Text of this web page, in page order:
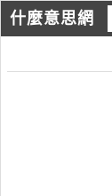
什麼意思網